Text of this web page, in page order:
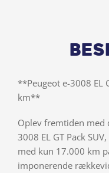
**Peugeot e-3008 EL
km**
Oplev fremtiden med
3008 EL GT Pack
med kun 17.000 km
imponerende